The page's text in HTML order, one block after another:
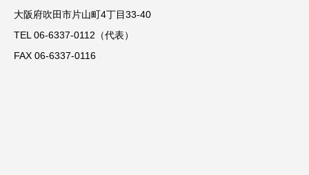
大阪府吹田市片山町4丁目33-40
TEL 06-6337-0112（代表）
FAX 06-6337-0116